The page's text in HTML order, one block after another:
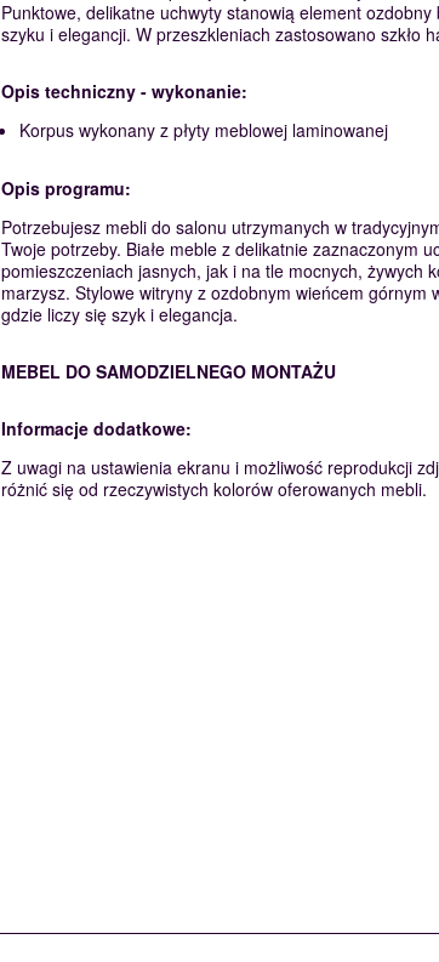
Punktowe, delikatne uchwyty stanowią element
szyku i elegancji. W przeszkleniach zastosowano szkło
Opis techniczny - wykonanie:
Korpus wykonany z płyty meblowej laminowanej
Opis programu:
Potrzebujesz mebli do salonu utrzymanych w
Twoje potrzeby. Białe meble z delikatnie zaznaczonym
pomieszczeniach jasnych, jak i na tle mocnych, żywych
marzysz. Stylowe witryny z ozdobnym wieńcem
gdzie liczy się szyk i elegancja.
MEBEL DO SAMODZIELNEGO MONTAŻU
Informacje dodatkowe:
Z uwagi na ustawienia ekranu i możliwość reprodukcji
różnić się od rzeczywistych kolorów oferowanych mebli.